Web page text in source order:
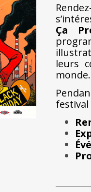
Ça
leurs
monde.
festival